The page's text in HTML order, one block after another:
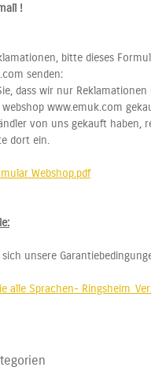
!
bitte dieses
senden:
dass wir nur Reklamationen
www.emuk.com
von uns gekauft haben,
dort ein.
Webshop.pdf
unsere
alle Sprachen-